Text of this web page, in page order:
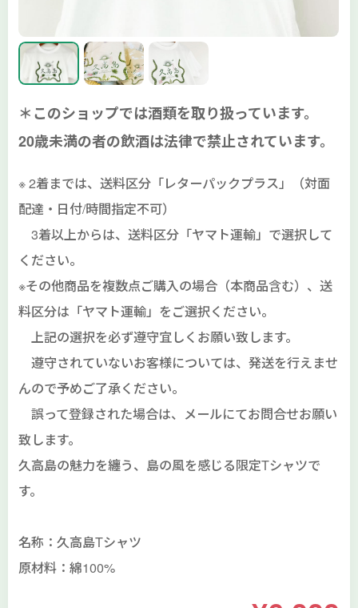
＊このショップでは酒類を取り扱っています。
20歳未満の者の飲酒は法律で禁止されています。
※ 2着までは、送料区分「レターパックプラス」（対面
配達・日付/時間指定不可）
3着以上からは、送料区分「ヤマト運輸」で選択して
ください。
※その他商品を複数点ご購入の場合（本商品含む）、送
料区分は「ヤマト運輸」をご選択ください。
上記の選択を必ず遵守宜しくお願い致します。
遵守されていないお客様については、発送を行えませ
んので予めご了承ください。
誤って登録された場合は、メールにてお問合せお願い
致します。
久高島の魅力を纏う、島の風を感じる限定Tシャツで
す。
名称：久高島Tシャツ
原材料：綿100%